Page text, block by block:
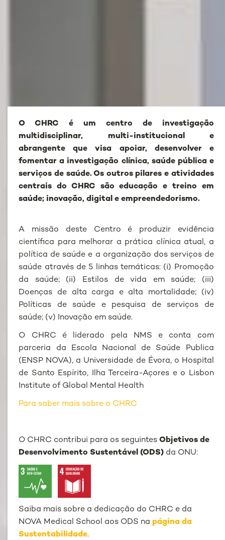
O CHRC é um centro de investigação
multidisciplinar, multi-institucional e
abrangente que visa apoiar, desenvolver e
fomentar a investigação clínica, saúde pública e
serviços de saúde. Os outros pilares e atividades
centrais do CHRC são educação e treino em
saúde; inovação,digital e empreendedorismo.
A missão deste Centro é produzir evidência
científica para melhorar a prática clínica atual, a
política de saúde e a organização dos serviços de
saúde através de 5 linhas temáticas: (i) Promoção
da saúde; (ii) Estilos de vida em saúde; (iii)
Doenças de alta carga e alta mortalidade; (iv)
Políticas de saúde e pesquisa de serviços de
saúde; (v) Inovação em saúde.
O CHRC é liderado pela NMS e conta com
parceria da Escola Nacional de Saúde Publica
(ENSP NOVA), a Universidade de Évora, o Hospital
de Santo Espírito, Ilha Terceira-Açores e o Lisbon
Institute of Global Mental Health
Para saber mais sobre o CHRC
O CHRC contribui para os seguintesObjetivos de
Desenvolvimento Sustentável (ODS) da ONU:
Saiba mais sobre a dedicação do CHRC e da
NOVA Medical School aos ODS napágina da
Sustentabilidade.